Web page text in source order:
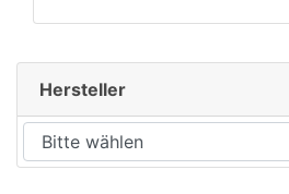
Hersteller